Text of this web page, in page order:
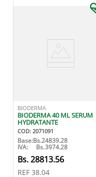
BIODERMA
BIODERMA 40 ML SERUM
HYDRATANTE
COD: 2071091
Base:Bs.24839.28
IVA: Bs.3974.28
Bs.28813.56
REF 38.04